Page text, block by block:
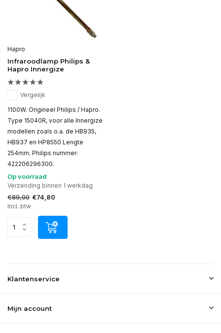
Hapro
Infraroodlamp Philips &
Hapro Innergize
Vergelijk
1100W. Origineel Philips / Hapro.
Type 15040R, voor alle Innergize
modellen zoals o.a. de HB935,
HB937 en HP8550 Lengte
254mm. Philips nummer:
422206296300.
Op voorraad
Verzending binnen 1 werkdag
€89,00 €74,80
Incl. btw
Klantenservice
Mijn account